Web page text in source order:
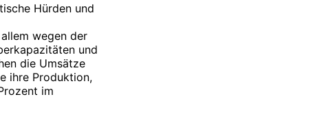
Hürden und
wegen der
und
die Umsätze
ihre Produktion,
im